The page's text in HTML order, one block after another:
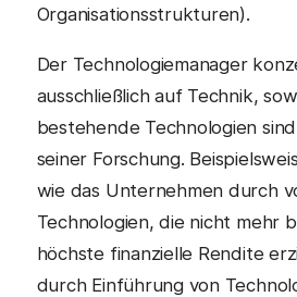
Organisationsstrukturen).
Der Technologiemanager
ausschließlich auf Technik,
bestehende Technologien
seiner Forschung.
wie das Unternehmen durch
Technologien, die nicht mehr
höchste finanzielle Rendite
durch Einführung von